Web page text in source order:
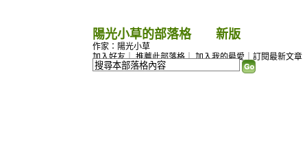
陽光小草的部落格（ 新版
加入好友｜推薦此部落格｜加入我的最愛 訂閱最新文章
作家：陽光小草